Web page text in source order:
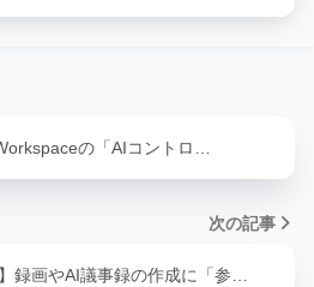
の「AIコントロ…
次の記事
録画やAI議事録の作成に「参…